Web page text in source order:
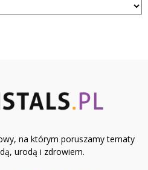
na którym poruszamy tematy
urodą i zdrowiem.